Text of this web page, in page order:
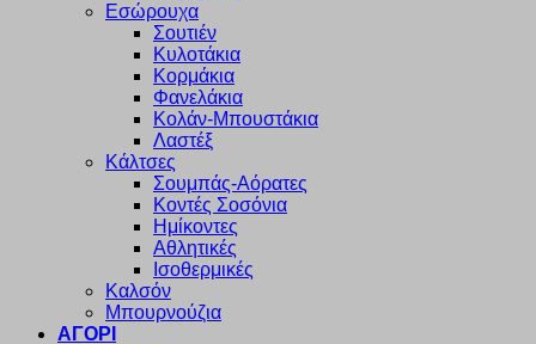
Εσώρουχα
Σουτιέν
Κυλοτάκια
Κορμάκια
Φανελάκια
Κολάν-Μπουστάκια
Λαστέξ
Κάλτσες
Σουμπάς-Αόρατες
Κοντές Σοσόνια
Ημίκοντες
Αθλητικές
Ισοθερμικές
Καλσόν
Μπουρνούζια
ΑΓΟΡΙ